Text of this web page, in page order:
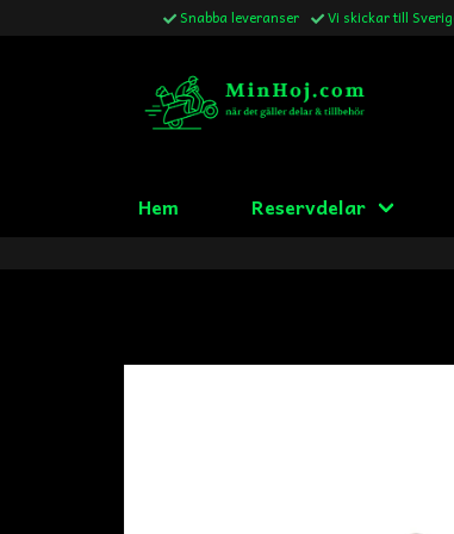
Snabba leveranser Vi skickar till
Hem Reservdelar